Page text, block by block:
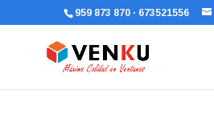
959 873 870 · 673521556